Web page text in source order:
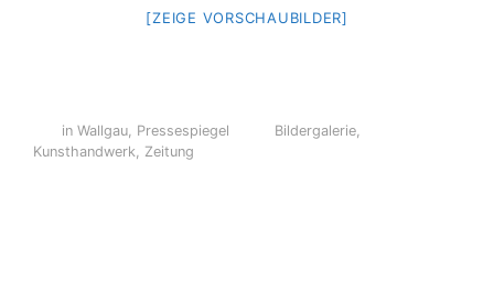
[ZEIGE VORSCHAUBILDER]
in Wallgau, Pressespiegel Bildergalerie,
Kunsthandwerk, Zeitung